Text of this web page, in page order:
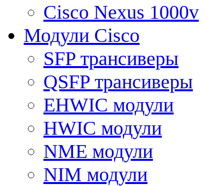
Cisco Nexus 1000v
Модули Cisco
SFP трансиверы
QSFP трансиверы
EHWIC модули
HWIC модули
NME модули
NIM модули